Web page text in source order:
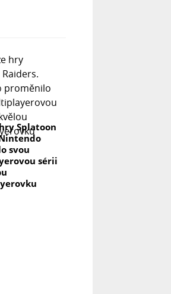
Splatoon
svou
sérii